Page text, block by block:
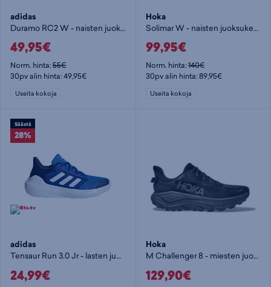
adidas
Duramo RC2 W - naisten juoksukengät
49,95€
Norm. hinta:55€
30pv alin hinta: 49,95€
Useita kokoja
Hoka
Solimar W - naisten juoksukengät
99,95€
Norm. hinta:140€
30pv alin hinta: 89,95€
Useita kokoja
Säästä
28%
adidas
Tensaur Run 3.0 Jr - lasten juoksukengät
24,99€
Hoka
M Challenger 8 - miesten juoksukengät
129,90€